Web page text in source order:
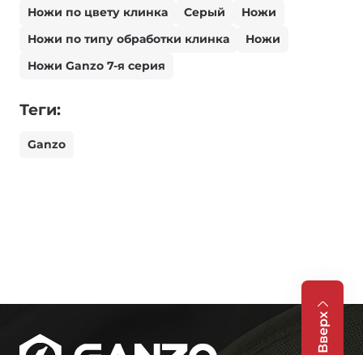
Ножи по цвету клинка
Серый
Ножи
Ножи по типу обработки клинка
Ножи
Ножи Ganzo 7-я серия
Теги:
Ganzo
Вверх